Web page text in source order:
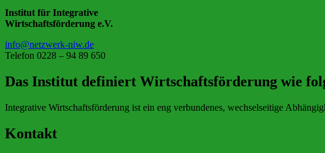
Institut für Integrative
Wirtschaftsförderung e.V.
info@netzwerk-niw.de
Telefon 0228 – 94 89 650
Das Institut definiert Wirtschaftsförderung wie
Integrative Wirtschaftsförderung ist ein eng verbundenes, wechselseitige
Kontakt